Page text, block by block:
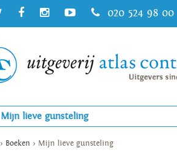
020 524 98 00
Mijn lieve gunsteling
> Boeken > Mijn lieve gunsteling